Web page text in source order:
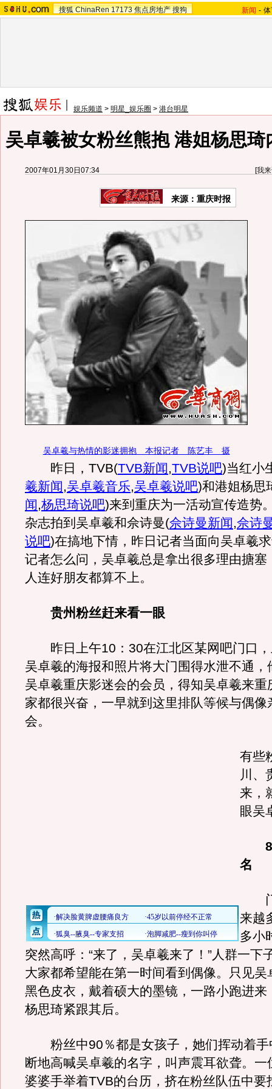
搜狐 ChinaRen 17173 焦点房地产 搜狗 新闻 -
娱乐频道 > 明星_娱乐圈 > 港台明星
吴卓羲被女粉丝熊抱 港姐杨思琦
2007年01月30日07:34 [我
来源：重庆时报
吴卓羲与热情的影迷拥抱 本报记者 陈艺丰 摄
昨日，TVB(TVB新闻,TVB说吧)当红小
羲新闻,吴卓羲音乐,吴卓羲说吧)和港姐杨思
闻,杨思琦说吧)来到重庆为一活动宣传造势
杂志拍到吴卓羲和佘诗曼(佘诗曼新闻,佘诗
说吧)在搞地下情，昨日记者当面向吴卓羲
记者怎么问，吴卓羲总是拿出很多理由搪塞
人连好朋友都算不上。
贵州粉丝赶来看一眼
昨日上午10：30在江北区某网吧门口，
吴卓羲的海报和照片将大门围得水泄不通，
吴卓羲重庆影迷会的会员，得知吴卓羲来重
家都很兴奋，一早就到这里排队等候与偶像
会。
有些
川、
来，
眼吴
名
门
来越
多小
突然高呼：“来了，吴卓羲来了！”人群一下
大家都希望能在第一时间看到偶像。只见吴
黑色皮衣，戴着硕大的墨镜，一路小跑进来
杨思琦紧跟其后。
粉丝中90％都是女孩子，她们挥动着手
断地高喊吴卓羲的名字，叫声震耳欲聋。一
婆婆手举着TVB的台历，挤在粉丝队伍中要